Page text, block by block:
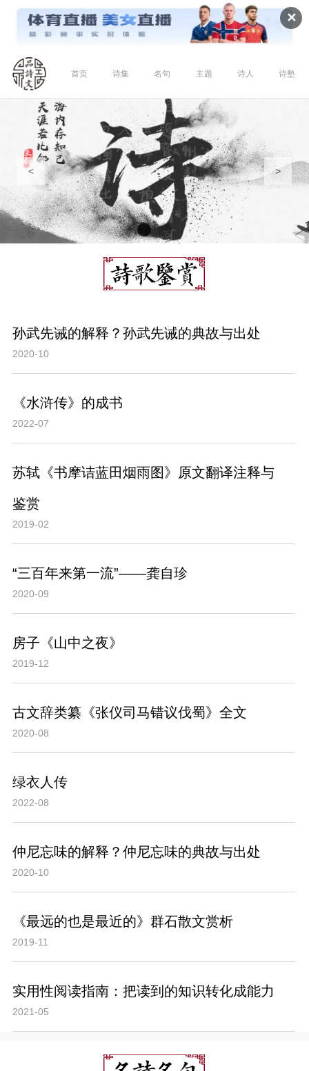
✕
首页 诗集 名句 主题 诗人 诗塾
< >
孙武先诫的解释？孙武先诫的典故与出处
2020-10
《水浒传》的成书
2022-07
苏轼《书摩诘蓝田烟雨图》原文翻译注释与
鉴赏
2019-02
“三百年来第一流”——龚自珍
2020-09
房子《山中之夜》
2019-12
古文辞类纂《张仪司马错议伐蜀》全文
2020-08
绿衣人传
2022-08
仲尼忘味的解释？仲尼忘味的典故与出处
2020-10
《最远的也是最近的》群石散文赏析
2019-11
实用性阅读指南：把读到的知识转化成能力
2021-05